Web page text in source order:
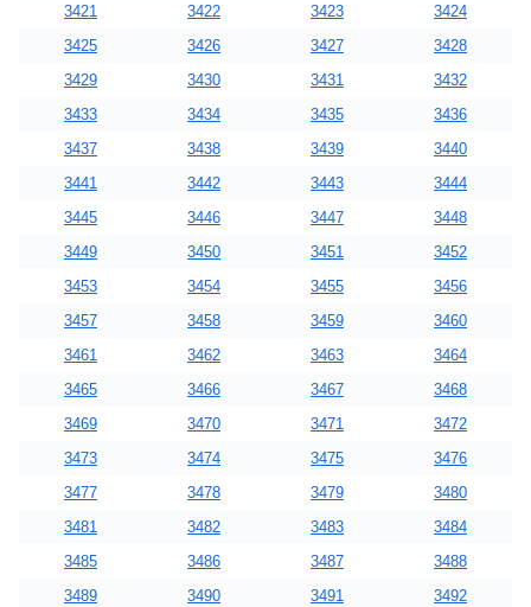
3421
3422 3423
3424
3425
3426 3427
3428
3429
3430 3431
3432
3433
3434 3435
3436
3437
3438 3439
3440
3441
3442 3443
3444
3445
3446 3447
3448
3449
3450 3451
3452
3453
3454 3455
3456
3457
3458 3459
3460
3461
3462 3463
3464
3465
3466 3467
3468
3469
3470 3471
3472
3473
3474 3475
3476
3477
3478 3479
3480
3481
3482 3483
3484
3485
3486 3487
3488
3489
3490 3491
3492